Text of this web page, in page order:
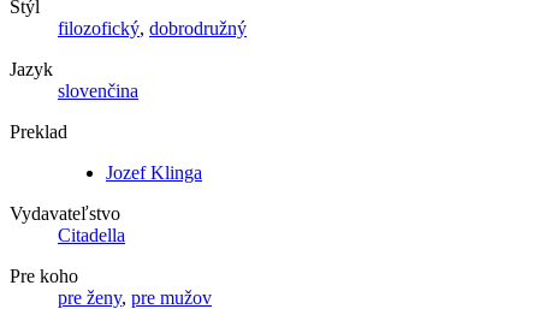
Štýl
filozofický, dobrodružný
Jazyk
slovenčina
Preklad
Jozef Klinga
Vydavateľstvo
Citadella
Pre koho
pre ženy, pre mužov